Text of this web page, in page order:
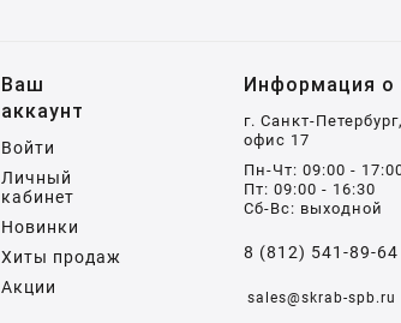
Ваш
аккаунт
Войти
Личный
кабинет
Новинки
Хиты продаж
Акции
Информация о
г. Санкт-
офис 17
Пн-Чт: 09:00 -
Пт: 09:00 - 16:30
Сб-Вс: выходной
8 (812) 541-89-64
sales@skrab-spb.ru